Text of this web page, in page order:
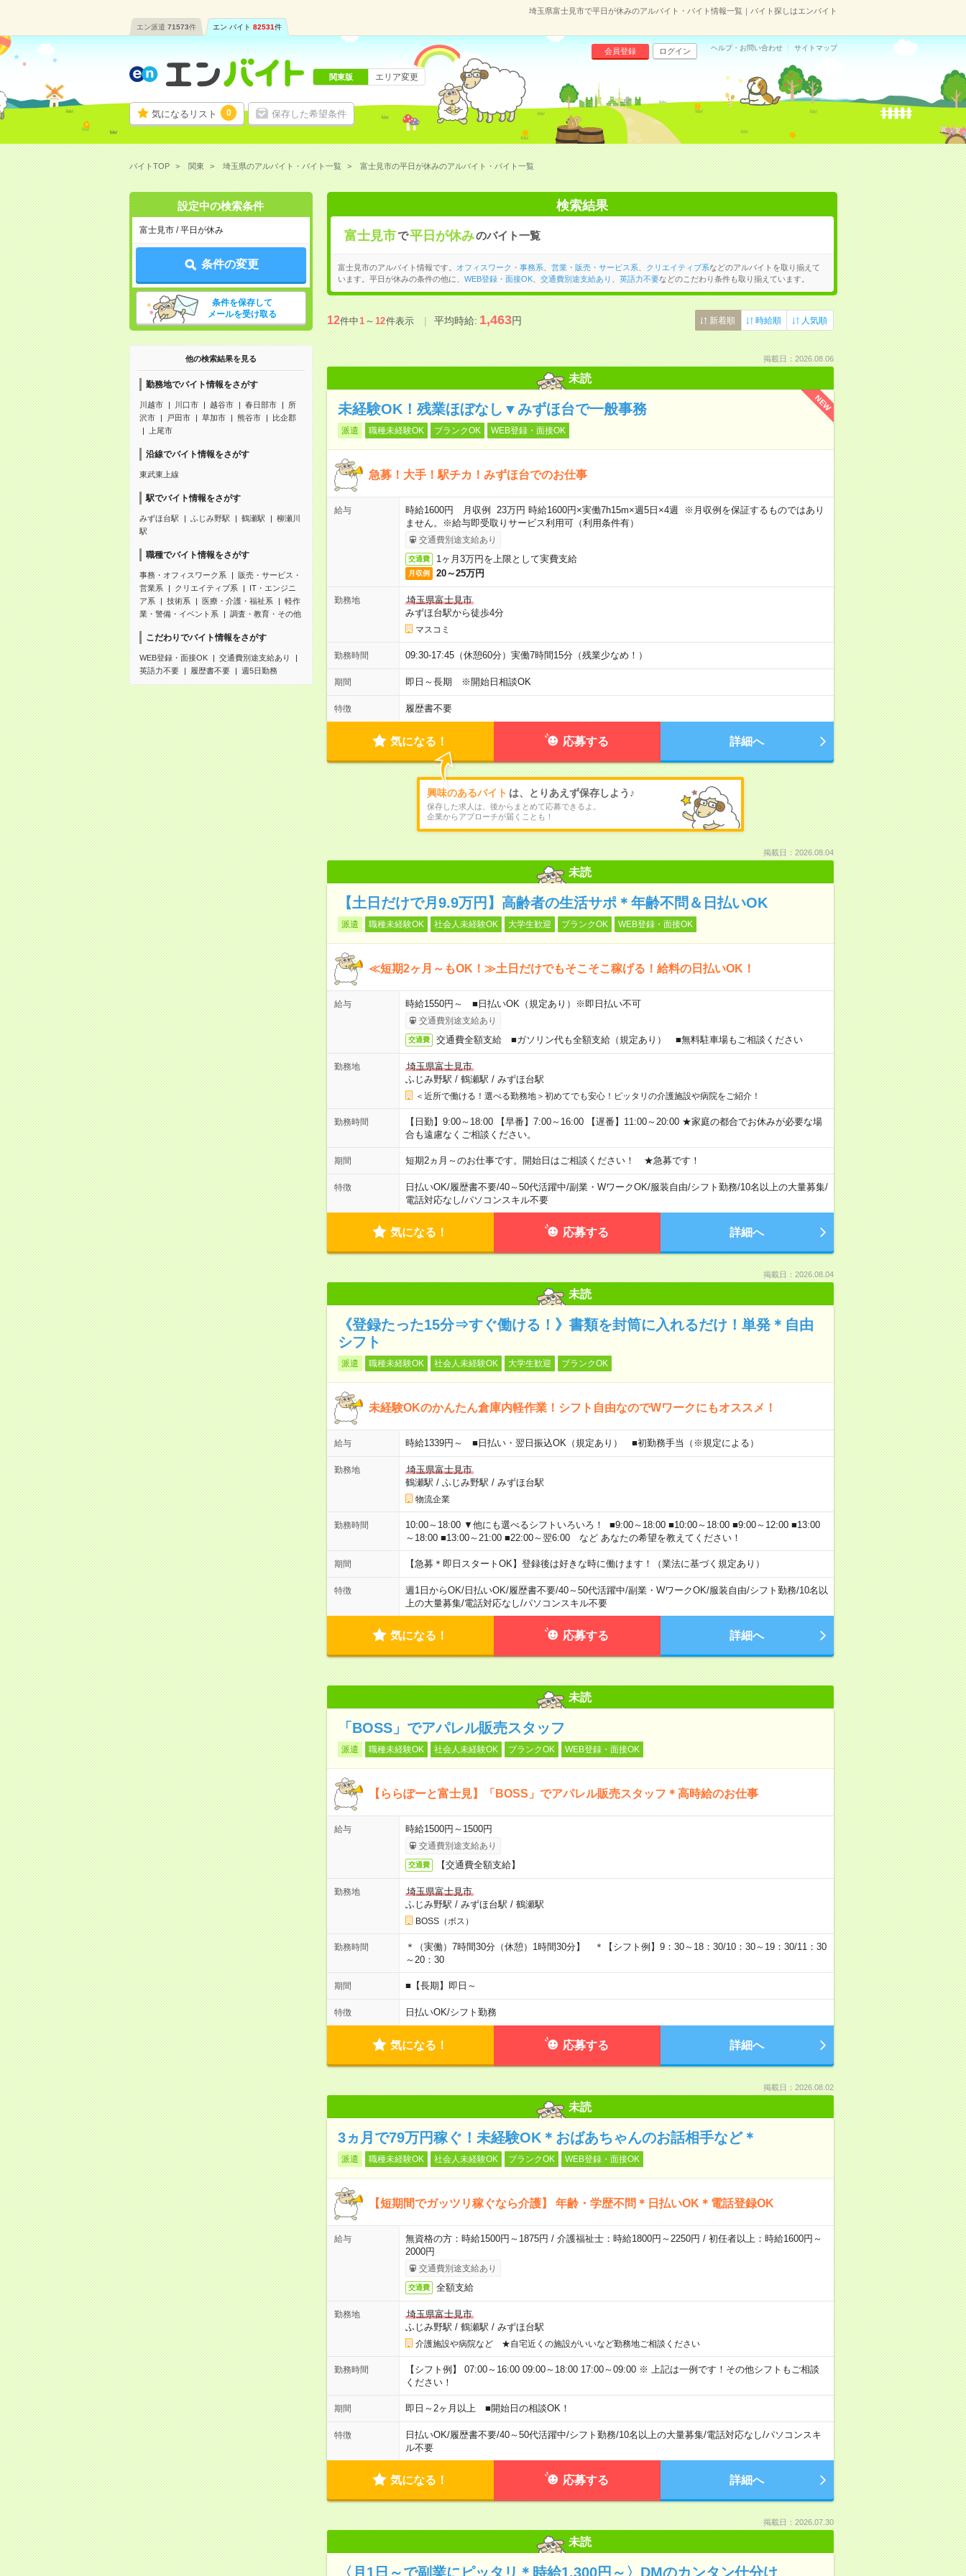
埼玉県富士見市で平日が休みのアルバイト・バイト情報一覧｜バイト探しはエンバイト
エン派遣 71573件 エン バイト 82531件
気になるリスト 0 保存した希望条件
会員登録 ログイン ヘルプ・お問い合わせ サイトマップ
関東版 エリア変更
バイトTOP 関東 埼玉県のアルバイト・バイト一覧 富士見市の平日が休みのアルバイト・バイト一覧
設定中の検索条件
富士見市 / 平日が休み
条件の変更
条件を保存して
メールを受け取る
他の検索結果を見る
勤務地でバイト情報をさがす
川越市 川口市 越谷市 春日部市
所
沢市
戸田市 草加市 熊谷市
比企郡
上尾市
沿線でバイト情報をさがす
東武東上線
駅でバイト情報をさがす
みずほ台駅 ふじみ野駅 鶴瀬駅
柳瀬川
駅
職種でバイト情報をさがす
事務・オフィスワーク系
販売・サービス・
営業系
クリエイティブ系
IT・エンジニ
ア系
技術系 医療・介護・福祉系
軽作
業・警備・イベント系
調査・教育・その他
こだわりでバイト情報をさがす
WEB登録・面接OK
交通費別途支給あり
英語力不要
履歴書不要 週5日勤務
検索結果
富士見市で平日が休みのバイト一覧
富士見市のアルバイト情報です。 オフィスワーク・事務系 営業・販売・サービス系 クリエイティブ系などのアルバイトを取り揃えて
います。平日が休みの条件の他に、 WEB登録・面接OK、 交通費別途支給あり 英語力不要などのこだわり条件も取り揃えています。
12件中1～12件表示 平均時給:1,463円 新着順 時給順 人気順
掲載日：2026.08.06
未読
NEW
未経験OK！残業ほぼなし▼みずほ台で一般事務
派遣 職種未経験OK ブランクOK WEB登録・面接OK
急募！大手！駅チカ！みずほ台でのお仕事
給与
時給1600円 月収例 23万円 時給1600円×実働7h15m×週5日×4週 ※月収例を保証するものではあり
ません。※給与即受取りサービス利用可（利用条件有）
交通費別途支給あり
交通費 1ヶ月3万円を上限として実費支給
月収例 20～25万円
勤務地
埼玉県富士見市
みずほ台駅から徒歩4分
マスコミ
勤務時間 09:30-17:45（休憩60分）実働7時間15分（残業少なめ！）
期間 即日～長期 ※開始日相談OK
特徴 履歴書不要
気になる！ 応募する 詳細へ
興味のあるバイト は、とりあえず保存しよう♪
保存した求人は、後からまとめて応募できるよ。
企業からアプローチが届くことも！
掲載日：2026.08.04
未読
【土日だけで月9.9万円】高齢者の生活サポ＊年齢不問＆日払いOK
派遣 職種未経験OK 社会人未経験OK 大学生歓迎 ブランクOK WEB登録・面接OK
≪短期2ヶ月～もOK！≫土日だけでもそこそこ稼げる！給料の日払いOK！
給与 時給1550円～ ■日払いOK（規定あり）※即日払い不可
交通費別途支給あり
交通費 交通費全額支給 ■ガソリン代も全額支給（規定あり） ■無料駐車場もご相談ください
勤務地
埼玉県富士見市
ふじみ野駅 / 鶴瀬駅 / みずほ台駅
＜近所で働ける！選べる勤務地＞初めてでも安心！ピッタリの介護施設や病院をご紹介！
勤務時間
【日勤】9:00～18:00 【早番】7:00～16:00 【遅番】11:00～20:00 ★家庭の都合でお休みが必要な場
合も遠慮なくご相談ください。
期間 短期2ヵ月～のお仕事です。開始日はご相談ください！ ★急募です！
特徴 日払いOK/履歴書不要/40～50代活躍中/副業・WワークOK/服装自由/シフト勤務/10名以上の大量募集/
電話対応なし/パソコンスキル不要
気になる！ 応募する 詳細へ
掲載日：2026.08.04
未読
《登録たった15分⇒すぐ働ける！》書類を封筒に入れるだけ！単発＊自由
シフト
派遣 職種未経験OK 社会人未経験OK 大学生歓迎 ブランクOK
未経験OKのかんたん倉庫内軽作業！シフト自由なのでWワークにもオススメ！
給与 時給1339円～ ■日払い・翌日振込OK（規定あり） ■初勤務手当（※規定による）
勤務地
埼玉県富士見市
鶴瀬駅 / ふじみ野駅 / みずほ台駅
物流企業
勤務時間
10:00～18:00 ▼他にも選べるシフトいろいろ！ ■9:00～18:00 ■10:00～18:00 ■9:00～12:00 ■13:00
～18:00 ■13:00～21:00 ■22:00～翌6:00 など あなたの希望を教えてください！
期間 【急募＊即日スタートOK】登録後は好きな時に働けます！（業法に基づく規定あり）
特徴 週1日からOK/日払いOK/履歴書不要/40～50代活躍中/副業・WワークOK/服装自由/シフト勤務/10名以
上の大量募集/電話対応なし/パソコンスキル不要
気になる！ 応募する 詳細へ
未読
「BOSS」でアパレル販売スタッフ
派遣 職種未経験OK 社会人未経験OK ブランクOK WEB登録・面接OK
【ららぽーと富士見】「BOSS」でアパレル販売スタッフ＊高時給のお仕事
給与 時給1500円～1500円
交通費別途支給あり
交通費 【交通費全額支給】
勤務地
埼玉県富士見市
ふじみ野駅 / みずほ台駅 / 鶴瀬駅
BOSS（ボス）
勤務時間
＊（実働）7時間30分（休憩）1時間30分】 ＊【シフト例】9：30～18：30/10：30～19：30/11：30
～20：30
期間 ■【長期】即日～
特徴 日払いOK/シフト勤務
気になる！ 応募する 詳細へ
掲載日：2026.08.02
未読
3ヵ月で79万円稼ぐ！未経験OK＊おばあちゃんのお話相手など＊
派遣 職種未経験OK 社会人未経験OK ブランクOK WEB登録・面接OK
【短期間でガッツリ稼ぐなら介護】 年齢・学歴不問＊日払いOK＊電話登録OK
給与
無資格の方：時給1500円～1875円 / 介護福祉士：時給1800円～2250円 / 初任者以上：時給1600円～
2000円
交通費別途支給あり
交通費 全額支給
勤務地
埼玉県富士見市
ふじみ野駅 / 鶴瀬駅 / みずほ台駅
介護施設や病院など ★自宅近くの施設がいいなど勤務地ご相談ください
勤務時間
【シフト例】 07:00～16:00 09:00～18:00 17:00～09:00 ※ 上記は一例です！その他シフトもご相談
ください！
期間 即日～2ヶ月以上 ■開始日の相談OK！
特徴 日払いOK/履歴書不要/40～50代活躍中/シフト勤務/10名以上の大量募集/電話対応なし/パソコンスキ
ル不要
気になる！ 応募する 詳細へ
掲載日：2026.07.30
未読
〈月1日～で副業にピッタリ＊時給1,300円～〉DMのカンタン仕分け